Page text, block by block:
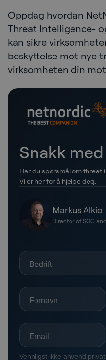
Oppdag hvordan
Threat Intelligence-
kan sikre
beskyttelse mot nye
virksomheten din
Snakk
Har du spørsmål om threat
Vi er her for å hjelpe deg.
Markus Alkio
Director of SOC